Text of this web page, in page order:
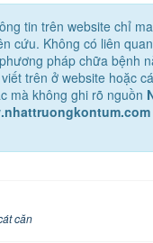
tin trên website chỉ
cứu. Không có liên
pháp chữa bệnh
trên ở website hoặc
mà không ghi rõ nguồn
căn